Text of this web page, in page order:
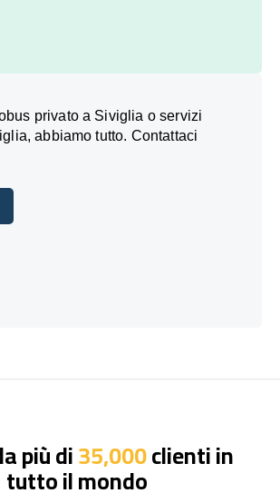
privato a Siviglia o servizi
abbiamo tutto. Contattaci
più di35,000clienti in
tutto il mondo